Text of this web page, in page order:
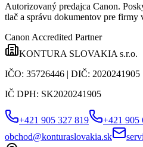
Autorizovaný predajca Canon.
tlač a správu dokumentov pre firmy
Canon Accredited Partner
KONTURA SLOVAKIA s.r.o.
IČO: 35726446 | DIČ: 2020241905
IČ DPH: SK2020241905
+421 905 327 819
+421 905
obchod@konturaslovakia.sk